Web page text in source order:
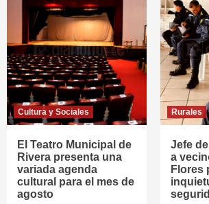
Cultura y Sociales
El Teatro Municipal de
Rivera presenta una
variada agenda
cultural para el mes de
agosto
Rurales
Jefe
a
Flores